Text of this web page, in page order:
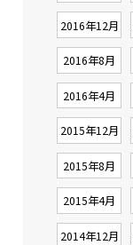
2016年12月
2016年8月
2016年4月
2015年12月
2015年8月
2015年4月
2014年12月